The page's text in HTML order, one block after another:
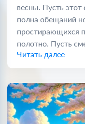
весны. Пусть
полна обещаний
простирающихся
полотно. Пусть
Читать далее